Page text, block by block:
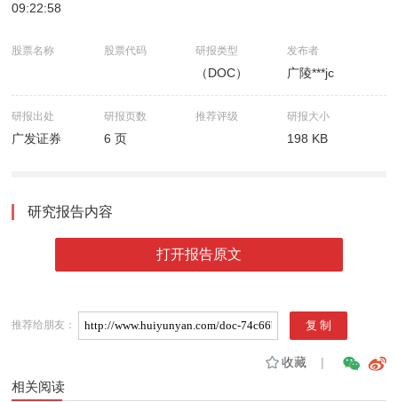
09:22:58
股票名称 股票代码 研报类型
（DOC）
发布者
广陵***jc
研报出处
广发证券
研报页数
6 页
推荐评级 研报大小
198 KB
研究报告内容
打开报告原文
推荐给朋友：
收藏|
相关阅读